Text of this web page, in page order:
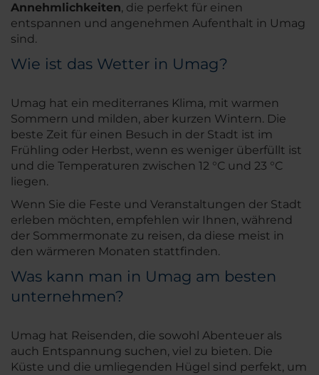
Annehmlichkeiten, die perfekt für einen
entspannen und angenehmen Aufenthalt in Umag
sind.
Wie ist das Wetter in Umag?
Umag hat ein mediterranes Klima, mit warmen
Sommern und milden, aber kurzen Wintern. Die
beste Zeit für einen Besuch in der Stadt ist im
Frühling oder Herbst, wenn es weniger überfüllt ist
und die Temperaturen zwischen 12 °C und 23 °C
liegen.
Wenn Sie die Feste und Veranstaltungen der Stadt
erleben möchten, empfehlen wir Ihnen, während
der Sommermonate zu reisen, da diese meist in
den wärmeren Monaten stattfinden.
Was kann man in Umag am besten
unternehmen?
Umag hat Reisenden, die sowohl Abenteuer als
auch Entspannung suchen, viel zu bieten. Die
Küste und die umliegenden Hügel sind perfekt, um